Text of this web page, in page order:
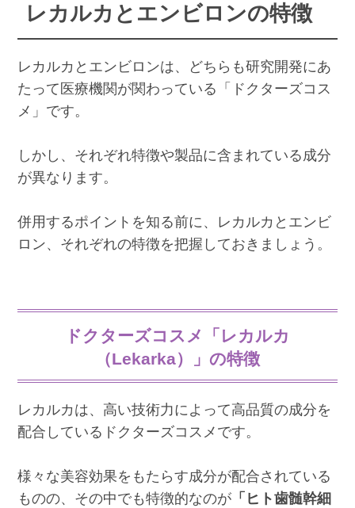
レカルカとエンビロンの特徴
レカルカとエンビロンは、どちらも研究開発にあ
たって医療機関が関わっている「ドクターズコス
メ」です。
しかし、それぞれ特徴や製品に含まれている成分
が異なります。
併用するポイントを知る前に、レカルカとエンビ
ロン、それぞれの特徴を把握しておきましょう。
ドクターズコスメ「レカルカ
（Lekarka）」の特徴
レカルカは、高い技術力によって高品質の成分を
配合しているドクターズコスメです。
様々な美容効果をもたらす成分が配合されている
ものの、その中でも特徴的なのが「ヒト歯髄幹細